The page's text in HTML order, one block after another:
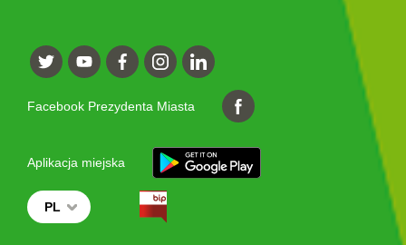
Facebook Prezydenta Miasta
Aplikacja miejska
PL